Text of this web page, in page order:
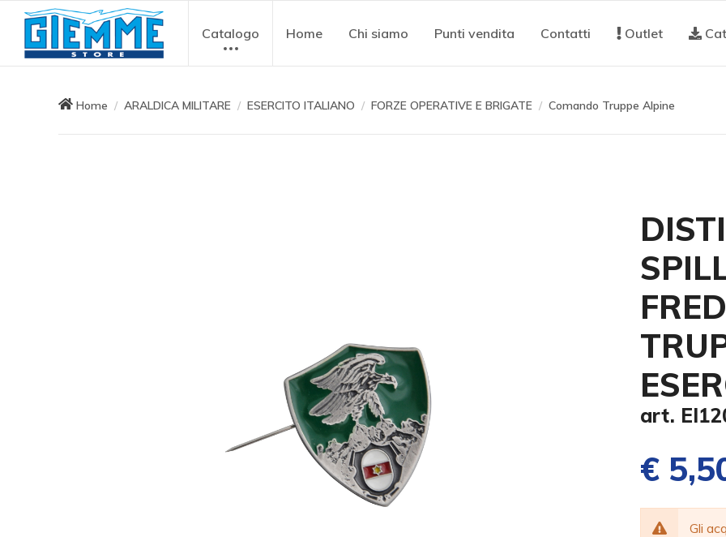
Catalogo Home Chi siamo Punti vendita Contatti Outlet
Home ARALDICA MILITARE ESERCITO ITALIANO FORZE OPERATIVE E BRIGATE Comando Truppe Alpine
art.
€
Gli